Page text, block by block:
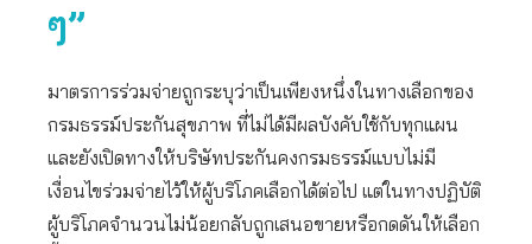
ๆ”
มาตรการร่วมจ่ายถูกระบุว่าเป็นเพียงหนึ่งในทางเลือกของ
กรมธรรม์ประกันสุขภาพ ที่ไม่ได้มีผลบังคับใช้กับทุกแผน
และยังเปิดทางให้บริษัทประกันคงกรมธรรม์แบบไม่มี
เงื่อนไขร่วมจ่ายไว้ให้ผู้บริโภคเลือกได้ต่อไป แต่ในทางปฏิบัติ
ผู้บริโภคจำนวนไม่น้อยกลับถูกเสนอขายหรือกดดันให้เลือก